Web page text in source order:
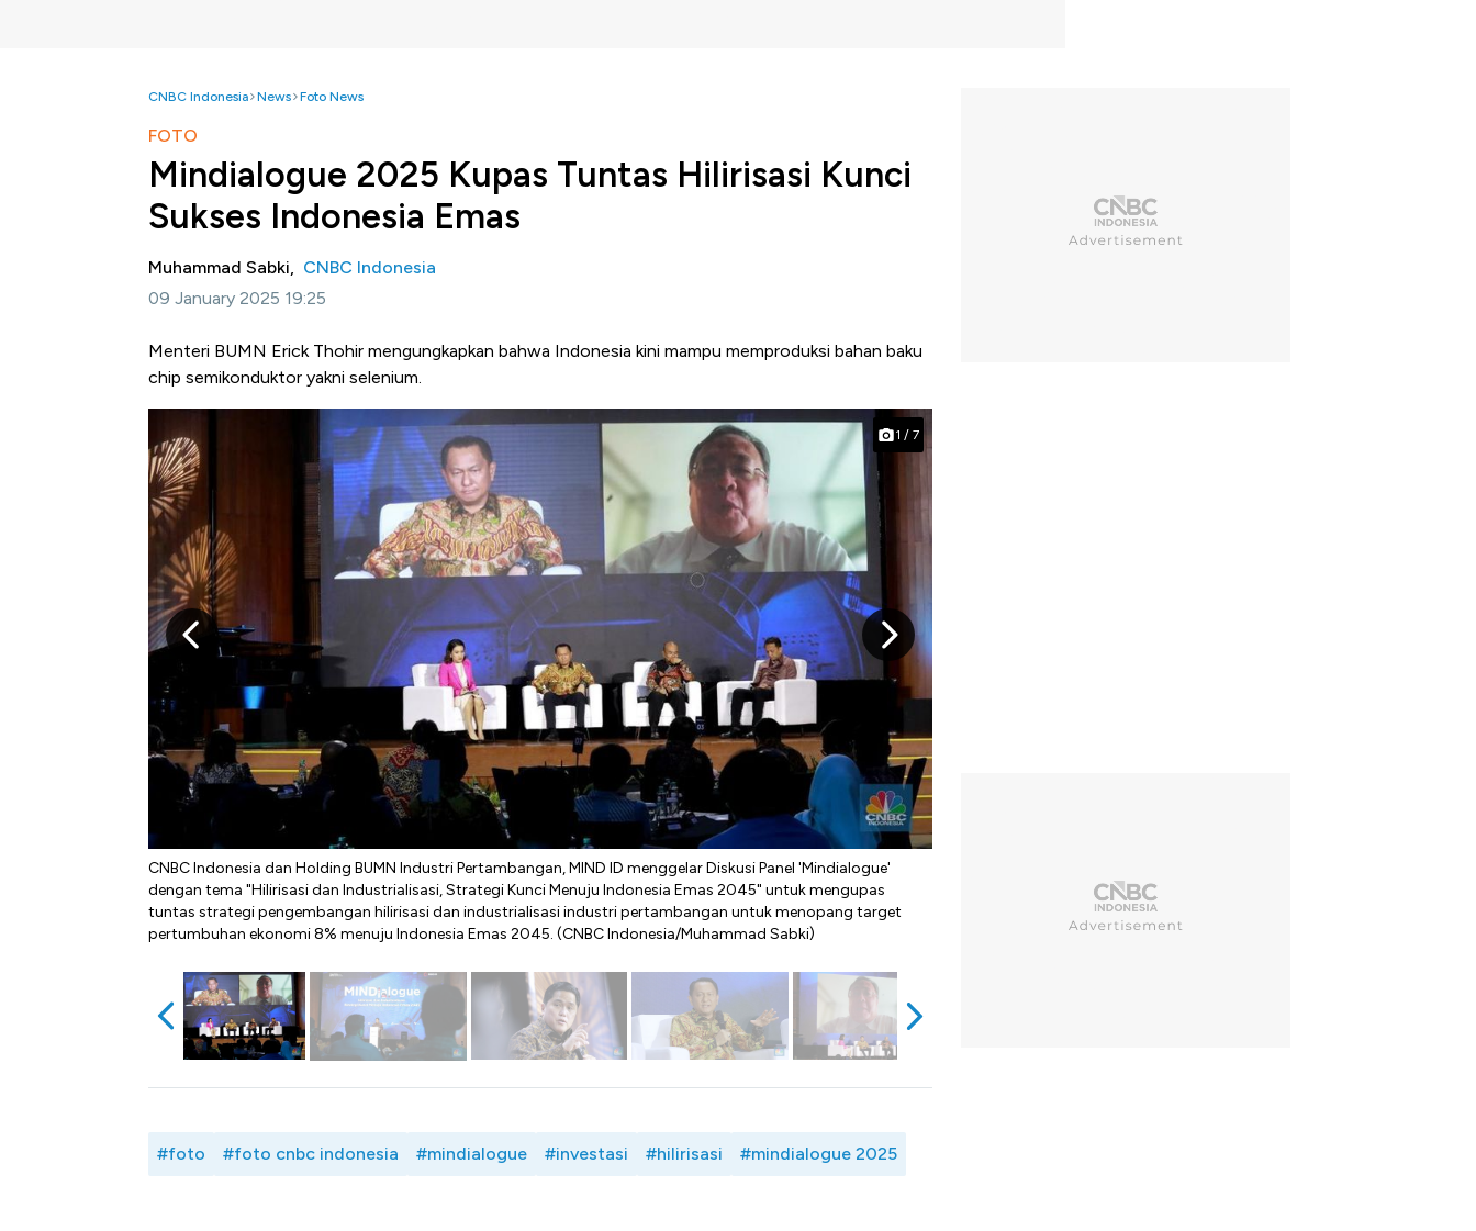
CNBC Indonesia News Foto News
FOTO
Mindialogue 2025 Kupas Tuntas Hilirisasi Kunci
Sukses Indonesia Emas
Muhammad Sabki, CNBC Indonesia
09 January 2025 19:25
Menteri BUMN Erick Thohir mengungkapkan bahwa Indonesia kini mampu memproduksi bahan baku
chip semikonduktor yakni selenium.
CNBC Indonesia dan Holding BUMN Industri Pertambangan, MIND ID menggelar Diskusi Panel 'Mindialogue'
dengan tema "Hilirisasi dan Industrialisasi, Strategi Kunci Menuju Indonesia Emas 2045" untuk mengupas
tuntas strategi pengembangan hilirisasi dan industrialisasi industri pertambangan untuk menopang target
pertumbuhan ekonomi 8% menuju Indonesia Emas 2045. (CNBC Indonesia/Muhammad Sabki)
bara. Adapun saat ini rencana tersebut masih dalam prototype di
prototipe di lab, tapi sudah dimungkinkan dan akan gali bagaimana sinergi
(PTBA) bisa kita lakukan, karenan polysilicon, dari silika dikombine derivatif
1 / 7
#foto #foto cnbc indonesia #mindialogue #investasi #hilirisasi #mindialogue 2025